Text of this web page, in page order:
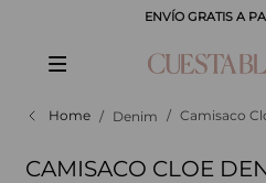
ENVÍO GRATIS A
Denim Camisaco
CAMISACO CLOE